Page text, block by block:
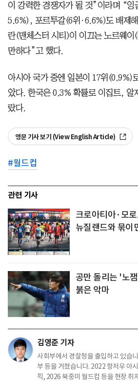
이 강력한 경쟁자가 될 것”이라며 “잉
5.6%), 포르투갈(6위·6.6%)도 배제
란(맨체스터 시티)이 이끄는 노르웨
만하다”고 했다.
아시아 국가 중엔 일본이 17위(0.9%)
았다. 한국은 0.3% 확률로 이집트, 알
랐다.
영문 기사 보기 (View English Article)
#월드컵
관련 기사
크로아티아·모
뉴질랜드와 묶이
공만 돌리는 '노
붉은 악마
김영준 기자
사회부에서 경찰청을 출입하고 있습
부 등을 거쳤습니다. 2022 항저우 아
픽, 2026 북중미 월드컵 등을 현장 취